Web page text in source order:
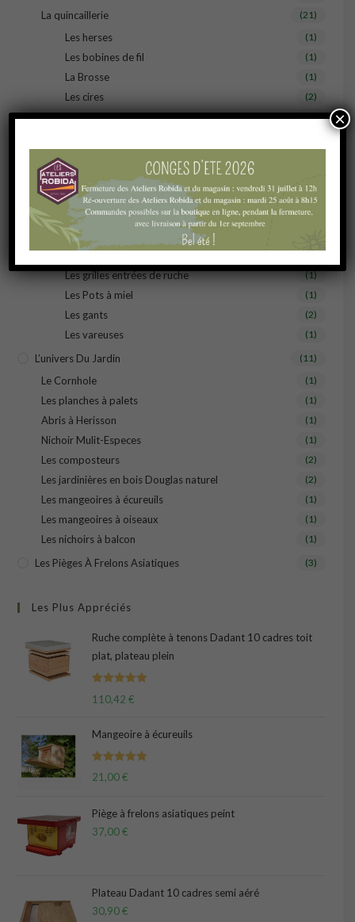
La quincaillerie (21)
Les herses (1)
Les bobines de fil (1)
La Brosse (1)
Les cires (2)
Les enfumoirs (1)
Les lèves-cadres
Les pitons (1)
Les poignées de ruche (1)
Les roulettes
Les grilles entrées de ruche (1)
Les Pots à miel (1)
Les gants (2)
Les vareuses (1)
L’univers Du Jardin (11)
Le Cornhole (1)
Les planches à palets (1)
Abris à Herisson (1)
Nichoir Mulit-Especes (1)
Les composteurs (2)
Les jardinières en bois Douglas naturel (2)
Les mangeoires à écureuils (1)
Les mangeoires à oiseaux (1)
Les nichoirs à balcon (1)
Les Pièges À Frelons Asiatiques (3)
Les Plus Appréciés
Ruche complète à tenons Dadant 10 cadres toit
plat, plateau plein
Note
5.00
110,42 €
Mangeoire à écureuils
Note 5.00
21,00€
Piège à frelons asiatiques peint
37,00€
Plateau Dadant 10 cadres semi aéré
30,90€
×